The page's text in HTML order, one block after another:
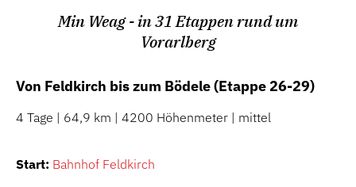
Min Weag - in 31 Etappen rund um
Vorarlberg
Von Feldkirch bis zum Bödele (Etappe 26-29)
4 Tage | 64,9 km | 4200 Höhenmeter | mittel
Start: Bahnhof Feldkirch